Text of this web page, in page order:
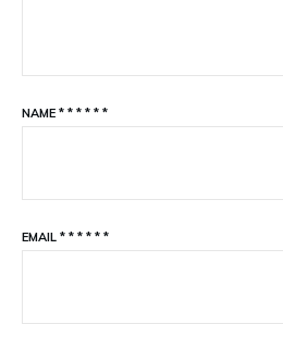
NAME * * * * * *
EMAIL * * * * * *